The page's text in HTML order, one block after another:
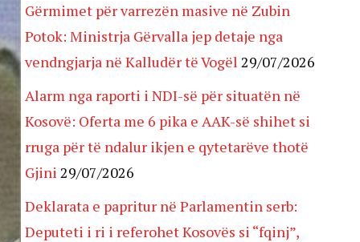
Gërmimet për varrezën masive në Zubin
Potok: Ministrja Gërvalla jep detaje nga
vendngjarja në Kalludër të Vogël 29/07/2026
Alarm nga raporti i NDI-së për situatën në
Kosovë: Oferta me 6 pika e AAK-së shihet si
rruga për të ndalur ikjen e qytetarëve thotë
Gjini 29/07/2026
Deklarata e papritur në Parlamentin serb:
Deputeti i ri i referohet Kosovës si “fqinj”,